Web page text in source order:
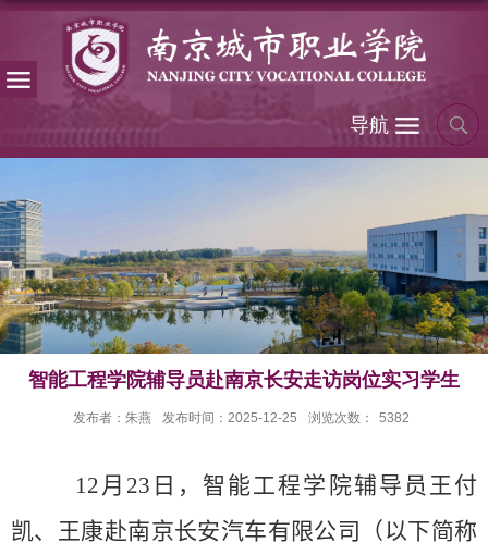
导航
智能工程学院辅导员赴南京长安走访岗位实习学生
发布者：朱燕 发布时间：2025-12-25 浏览次数： 5382
12 月 23 日，智能工程学院辅导员王付
凯、王康赴南京长安汽车有限公司（以下简称